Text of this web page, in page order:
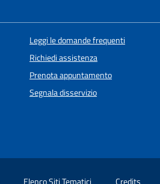
Leggi le domande frequenti
Richiedi assistenza
Prenota appuntamento
Segnala disservizio